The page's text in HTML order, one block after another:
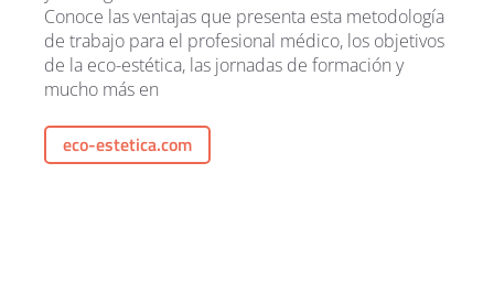
Conoce las ventajas que presenta esta metodología
de trabajo para el profesional médico, los objetivos
de la eco-estética, las jornadas de formación y
mucho más en
eco-estetica.com